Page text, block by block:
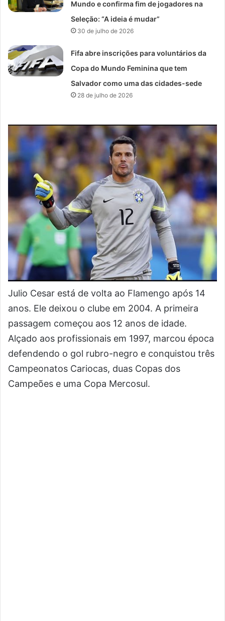
Mundo e confirma fim de jogadores na
Seleção: “A ideia é mudar”
30 de julho de 2026
Fifa abre inscrições para voluntários da
Copa do Mundo Feminina que tem
Salvador como uma das cidades-sede
28 de julho de 2026
Julio Cesar está de volta ao Flamengo após 14
anos. Ele deixou o clube em 2004. A primeira
passagem começou aos 12 anos de idade.
Alçado aos profissionais em 1997, marcou época
defendendo o gol rubro-negro e conquistou três
Campeonatos Cariocas, duas Copas dos
Campeões e uma Copa Mercosul.